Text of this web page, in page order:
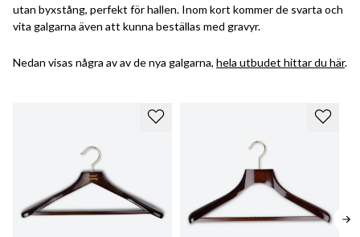
utan byxstång, perfekt för hallen. Inom kort kommer de svarta och
vita galgarna även att kunna beställas med gravyr.
Nedan visas några av av de nya galgarna, hela utbudet hittar du här.